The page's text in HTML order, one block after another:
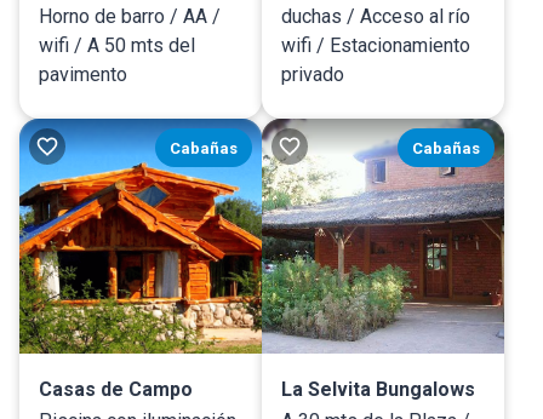
Horno de barro / AA /
wifi / A 50 mts del
pavimento
duchas / Acceso al río
wifi / Estacionamiento
privado
Cabañas
Casas de Campo
Cabañas
La Selvita Bungalows